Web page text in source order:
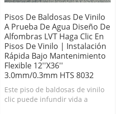
Pisos De Baldosas De Vinilo
A Prueba De Agua Diseño De
Alfombras LVT Haga Clic En
Pisos De Vinilo | Instalación
Rápida Bajo Mantenimiento
Flexible 12''x36''
3.0mm/0.3mm HTS 8032
Este piso de baldosas de vinilo
clic puede infundir vida a